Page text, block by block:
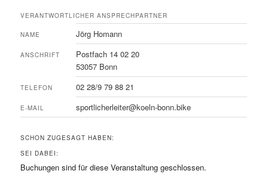
VERANTWORTLICHER ANSPRECHPARTNER
NAME Jörg Homann
ANSCHRIFT
Postfach 14 02 20
53057 Bonn
TELEFON 02 28/9 79 88 21
E-MAIL sportlicherleiter@koeln-bonn.bike
SCHON ZUGESAGT HABEN:
SEI DABEI:
Buchungen sind für diese Veranstaltung geschlossen.